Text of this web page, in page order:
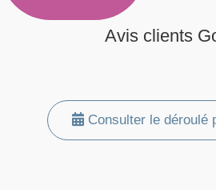
Avis clients
Consulter le déroulé